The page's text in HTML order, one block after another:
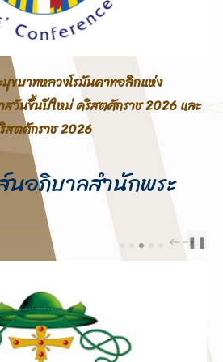
าทหลวงโรมันคาทอลิกแห่ง
ชพระคริสตสมภพ คริสตศักราช 2025
นอภิบาลสำนักพระ
PREV
NEXT
❚❚